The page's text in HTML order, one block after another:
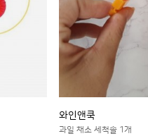
와인앤쿡
과일 채소 세척솔 1개